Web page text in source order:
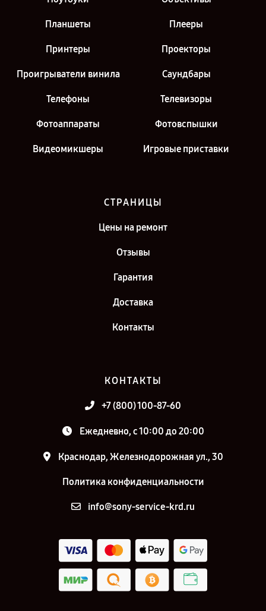
Планшеты Плееры
Принтеры Проекторы
Проигрыватели винила Саундбары
Телефоны Телевизоры
Фотоаппараты Фотовспышки
Видеомикшеры Игровые приставки
СТРАНИЦЫ
Цены на ремонт
Отзывы
Гарантия
Доставка
Контакты
КОНТАКТЫ
+7 (800) 100-87-60
Ежедневно, с 10:00 до 20:00
Краснодар, Железнодорожная ул., 30
Политика конфиденциальности
info@sony-service-krd.ru